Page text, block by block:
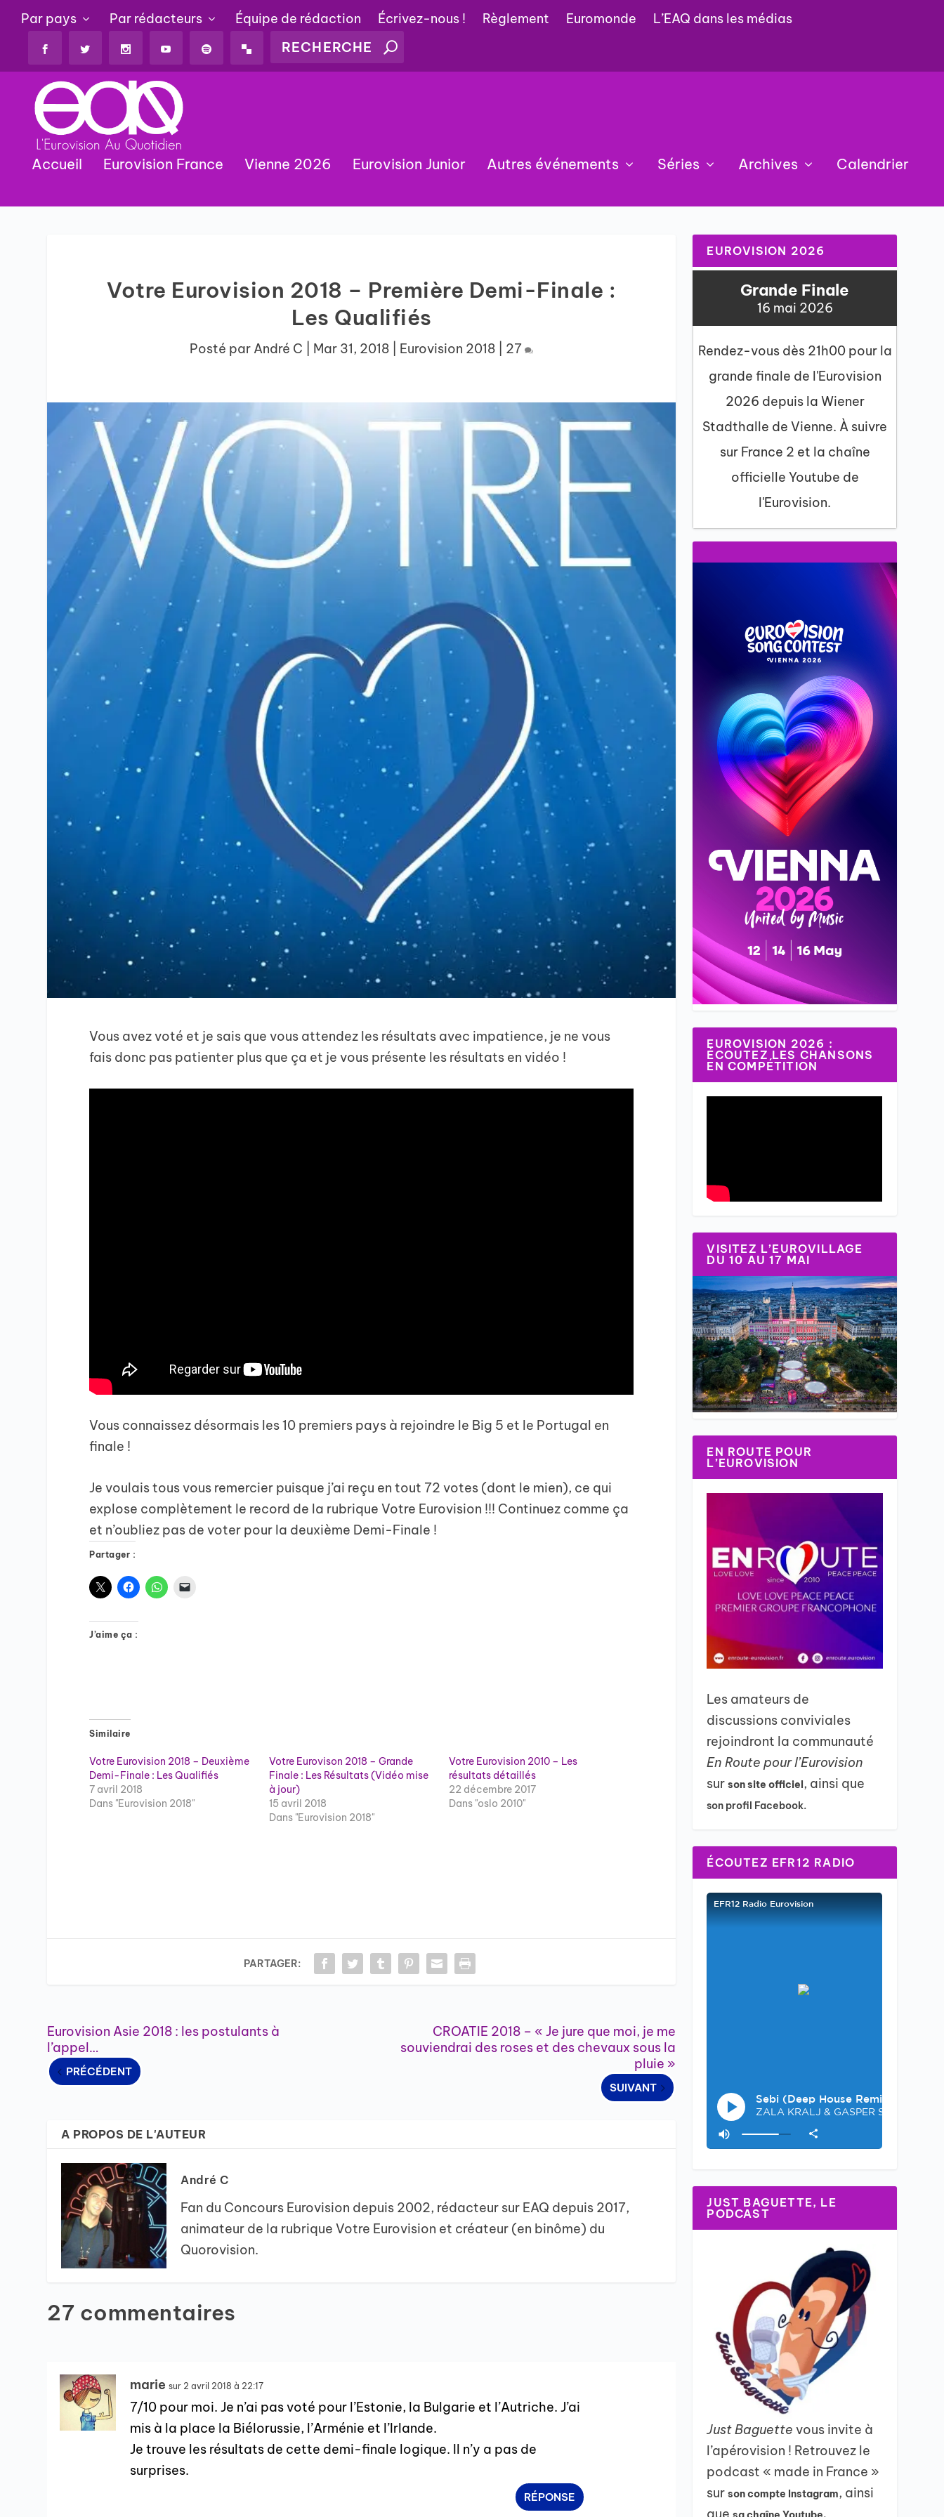
Par pays Par rédacteurs Équipe de rédaction Écrivez-nous ! Règlement Euromonde L’EAQ dans les médias
Accueil Eurovision France Vienne 2026 Eurovision Junior Autres événements Séries Archives Calendrier
Votre Eurovision 2018 – Première Demi-Finale :
Les Qualifiés
Posté par André C Mar 31, 2018 Eurovision 2018 27
Vous avez voté et je sais que vous attendez les résultats avec impatience, je ne vous
fais donc pas patienter plus que ça et je vous présente les résultats en vidéo !
Vous connaissez désormais les 10 premiers pays à rejoindre le Big 5 et le Portugal en
finale !
Je voulais tous vous remercier puisque j’ai reçu en tout 72 votes (dont le mien), ce qui
explose complètement le record de la rubrique Votre Eurovision !!! Continuez comme ça
et n’oubliez pas de voter pour la deuxième Demi-Finale !
Partager :
J’aime ça :
Similaire
Votre Eurovision 2018 – Deuxième
Demi-Finale : Les Qualifiés
7 avril 2018
Dans "Eurovision 2018"
Votre Eurovison 2018 – Grande
Finale : Les Résultats (Vidéo mise
à jour)
15 avril 2018
Dans "Eurovision 2018"
Votre Eurovision 2010 – Les
résultats détaillés
22 décembre 2017
Dans "oslo 2010"
PARTAGER:
Eurovision Asie 2018 : les postulants à
l’appel…
PRÉCÉDENT
CROATIE 2018 – « Je jure que moi, je me
souviendrai des roses et des chevaux sous la
pluie »
SUIVANT
A PROPOS DE L'AUTEUR
André C
Fan du Concours Eurovision depuis 2002, rédacteur sur EAQ depuis 2017,
animateur de la rubrique Votre Eurovision et créateur (en binôme) du
Quorovision.
27 commentaires
marie sur 2 avril 2018 à 22:17
7/10 pour moi. Je n’ai pas voté pour l’Estonie, la Bulgarie et l’Autriche. J’ai
mis à la place la Biélorussie, l’Arménie et l’Irlande.
Je trouve les résultats de cette demi-finale logique. Il n’y a pas de
surprises.
RÉPONSE
EUROVISION 2026
Grande Finale
16 mai 2026
Rendez-vous dès 21h00 pour la
grande finale de l'Eurovision
2026 depuis la Wiener
Stadthalle de Vienne. À suivre
sur France 2 et la chaîne
officielle Youtube de
l'Eurovision.
EUROVISION 2026 :
ÉCOUTEZ LES CHANSONS
EN COMPÉTITION
VISITEZ L’EUROVILLAGE
DU 10 AU 17 MAI
EN ROUTE POUR
L’EUROVISION
Les amateurs de
discussions conviviales
rejoindront la communauté
En Route pour l’Eurovision
surson site officiel, ainsi que
son profil Facebook.
ÉCOUTEZ EFR12 RADIO
JUST BAGUETTE, LE
PODCAST
Just Baguettevous invite à
l’apérovision ! Retrouvez le
podcast « made in France »
surson compte Instagram, ainsi